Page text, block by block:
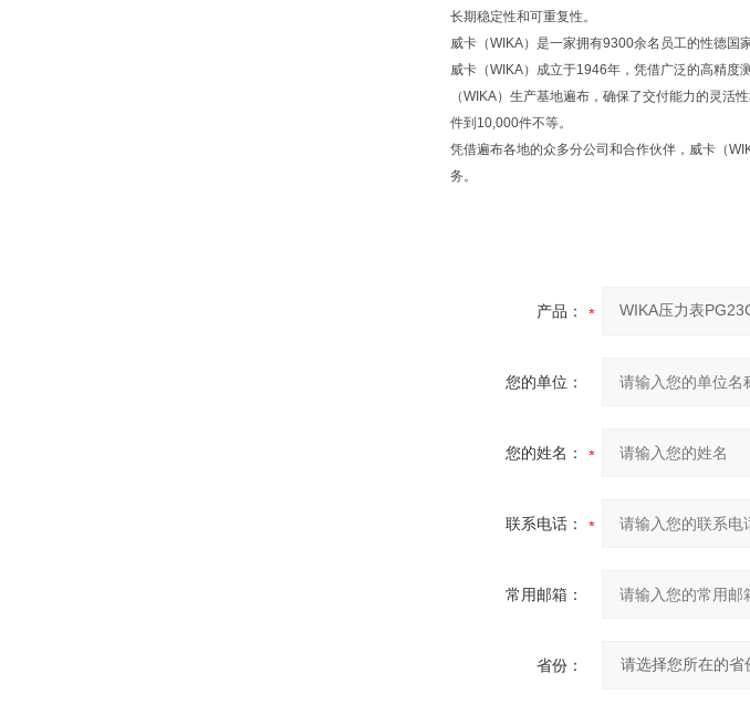
长期稳定性和可重复性。
威卡（WIKA）是一家拥有9300余名员工的性德国
威卡（WIKA）成立于1946年，凭借广泛的高精度
（WIKA）生产基地遍布，确保了交付能力的灵
件到10,000件不等。
凭借遍布各地的众多分公司和合作伙伴，威卡（
务。
产品：
您的单位：
您的姓名：
联系电话：
常用邮箱：
省份：